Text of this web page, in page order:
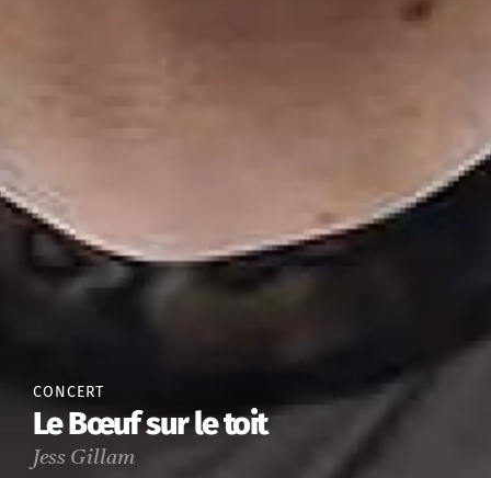
CONCERT
Le Bœuf sur le toit
Jess Gillam